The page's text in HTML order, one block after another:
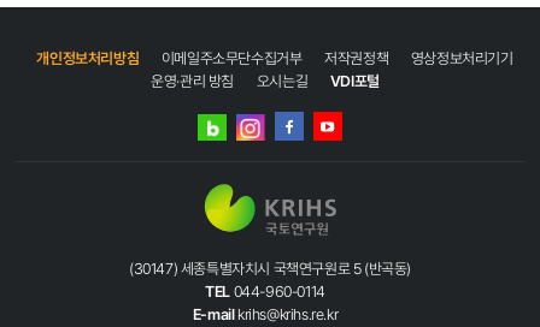
개인정보처리방침 이메일주소무단수집거부 저작권정책
영상정보처리기기
운영·관리 방침
오시는길 VDI포털
네이버
인스타그램
(30147) 세종특별자치시 국책연구원로 5 (반곡동)
TEL 044-960-0114
E-mail krihs@krihs.re.kr